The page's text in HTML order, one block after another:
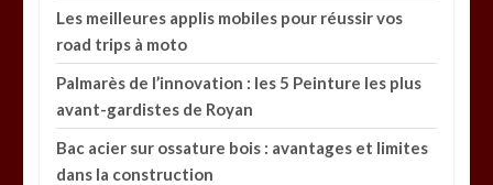
Les meilleures applis mobiles pour réussir vos
road trips à moto
Palmarès de l’innovation : les 5 Peinture les plus
avant-gardistes de Royan
Bac acier sur ossature bois : avantages et limites
dans la construction